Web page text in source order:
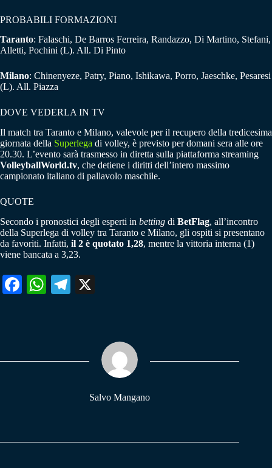
PROBABILI FORMAZIONI
Taranto: Falaschi, De Barros Ferreira, Randazzo, Di Martino, Stefani,
Alletti, Pochini (L). All. Di Pinto
Milano: Chinenyeze, Patry, Piano, Ishikawa, Porro, Jaeschke, Pesaresi
(L). All. Piazza
DOVE VEDERLA IN TV
Il match tra Taranto e Milano, valevole per il recupero della tredicesima
giornata della Superlega di volley, è previsto per domani sera alle ore
20.30. L’evento sarà trasmesso in diretta sulla piattaforma streaming
VolleyballWorld.tv, che detiene i diritti dell’intero massimo
campionato italiano di pallavolo maschile.
QUOTE
Secondo i pronostici degli esperti in betting di BetFlag, all’incontro
della Superlega di volley tra Taranto e Milano, gli ospiti si presentano
da favoriti. Infatti, il 2 è quotato 1,28, mentre la vittoria interna (1)
viene bancata a 3,23.
Fa W
pp
Te
m
Salvo Mangano